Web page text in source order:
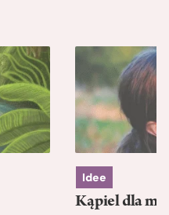
Idee
Kąpiel dla